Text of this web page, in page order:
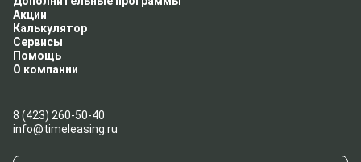
Акции
Калькулятор
Сервисы
Помощь
О компании
8 (423) 260-50-40
info@timeleasing.ru